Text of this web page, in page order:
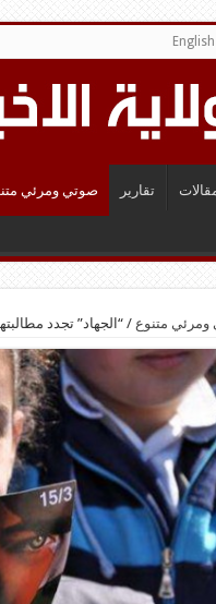
English
تقارير صوتي ومرئي
متنوع / “الجهاد” تجدد